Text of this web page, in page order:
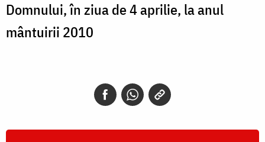
Domnului, în ziua de 4 aprilie, la anul
mântuirii 2010